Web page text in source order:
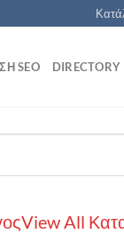
SEO DIRECTORY
View All